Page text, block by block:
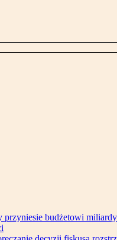
przyniesie budżetowi